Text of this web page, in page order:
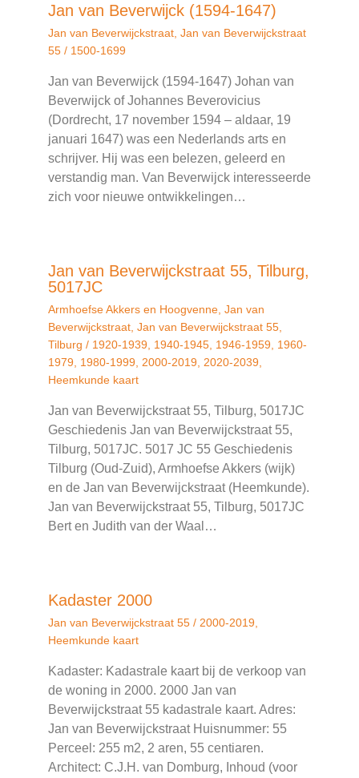
Jan van Beverwijck (1594-1647)
Jan van Beverwijckstraat Jan van Beverwijckstraat
55 / 1500-1699
Jan van Beverwijck (1594-1647) Johan van
Beverwijck of Johannes Beverovicius
(Dordrecht, 17 november 1594 – aldaar, 19
januari 1647) was een Nederlands arts en
schrijver. Hij was een belezen, geleerd en
verstandig man. Van Beverwijck interesseerde
zich voor nieuwe ontwikkelingen…
Jan van Beverwijckstraat 55, Tilburg,
5017JC
Armhoefse Akkers en Hoogvenne Jan van
Beverwijckstraat Jan van Beverwijckstraat 55
Tilburg / 1920-1939 1940-1945 1946-1959 1960-
1979 1980-1999 2000-2019 2020-2039
Heemkunde kaart
Jan van Beverwijckstraat 55, Tilburg, 5017JC
Geschiedenis Jan van Beverwijckstraat 55,
Tilburg, 5017JC. 5017 JC 55 Geschiedenis
Tilburg (Oud-Zuid), Armhoefse Akkers (wijk)
en de Jan van Beverwijckstraat (Heemkunde).
Jan van Beverwijckstraat 55, Tilburg, 5017JC
Bert en Judith van der Waal…
Kadaster 2000
Jan van Beverwijckstraat 55 / 2000-2019
Heemkunde kaart
Kadaster: Kadastrale kaart bij de verkoop van
de woning in 2000. 2000 Jan van
Beverwijckstraat 55 kadastrale kaart. Adres:
Jan van Beverwijckstraat Huisnummer: 55
Perceel: 255 m2, 2 aren, 55 centiaren.
Architect: C.J.H. van Domburg, Inhoud (voor